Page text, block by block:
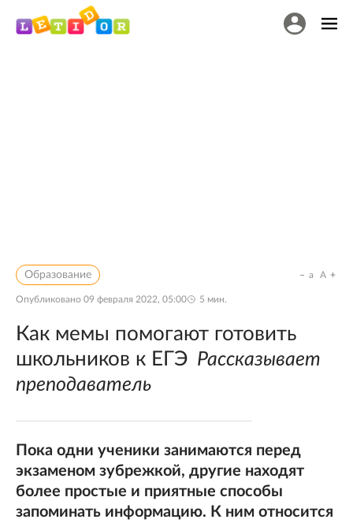
Образование
Опубликовано 09 февраля 2022, 05:00 5 мин.
a A
Как мемы помогают готовить
школьников к ЕГЭ Рассказывает
преподаватель
Пока одни ученики занимаются перед
экзаменом зубрежкой, другие находят
более простые и приятные способы
запоминать информацию. К ним относится